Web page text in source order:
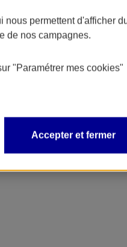
nous permettent d'afficher
de nos campagnes.
"Paramétrer mes cookies"
Accepter et fermer